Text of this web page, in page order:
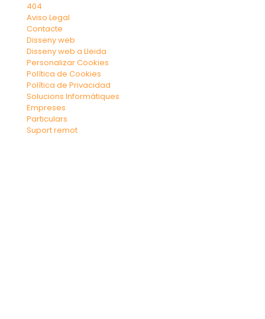
404
Aviso Legal
Contacte
Disseny web
Disseny web a Lleida
Personalizar Cookies
Política de Cookies
Política de Privacidad
Solucions Informàtiques
Empreses
Particulars
Suport remot